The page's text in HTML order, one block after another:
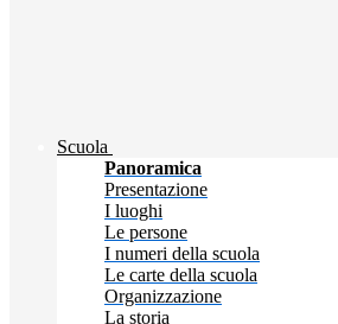
Scuola
Panoramica
Presentazione
I luoghi
Le persone
I numeri della scuola
Le carte della scuola
Organizzazione
La storia